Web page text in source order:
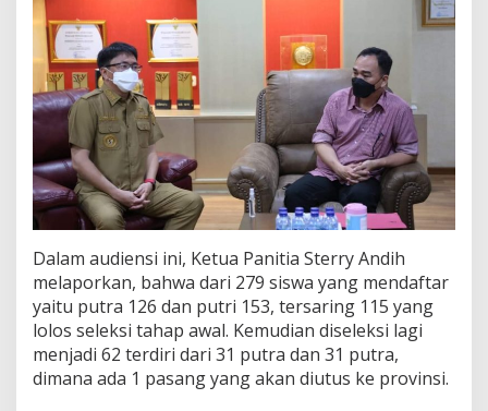
s
d
e
n
g
a
W
a
l
i
k
o
t
a
Dalam audiensi ini, Ketua Panitia Sterry Andih
melaporkan, bahwa dari 279 siswa yang mendaftar
yaitu putra 126 dan putri 153, tersaring 115 yang
lolos seleksi tahap awal. Kemudian diseleksi lagi
menjadi 62 terdiri dari 31 putra dan 31 putra,
dimana ada 1 pasang yang akan diutus ke provinsi.